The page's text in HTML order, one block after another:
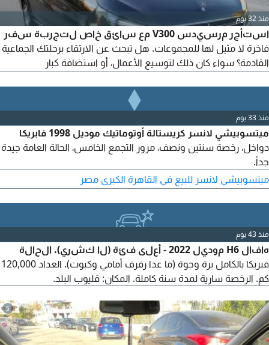
منذ 32 يوم
استأجر مرسيدس V300 مع سائق خاص لتجربة سفر
فاخرة لا مثيل لها للمجموعات. هل تبحث عن الارتقاء برحلتك الجماعية
القادمة؟ سواء كان ذلك لتوسيع الأعمال، أو استضافة كبار
النقل الفاخر بأفضل فانات التنفيذية: مرسيدس V300.
منذ 33 يوم
ميتسوبيشي لانسر كريستالة أوتوماتيك موديل 1998 فابريكا
دواخل، رخصة سنتين ونصف، مرور التجمع الخامس، الحالة العامة جيدة
جداً.
ميتسوبيشي لانسر للبيع في القاهرة الكبرى مصر
منذ 43 يوم
هافال H6 موديل 2022 - أعلى فئة (لا كشري). الحالة
فبريكا بالكامل برة وجوة (ما عدا رفرف أمامي وكبوت). العداد 120,000
كم. الرخصة سارية لمدة سنة كاملة. المكان: قليوب البلد.
5